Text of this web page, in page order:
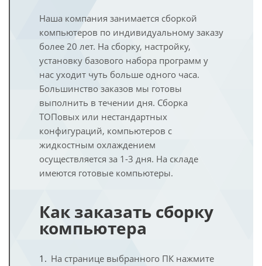
Наша компания занимается сборкой
компьютеров по индивидуальному заказу
более 20 лет. На сборку, настройку,
установку базового набора программ у
нас уходит чуть больше одного часа.
Большинство заказов мы готовы
выполнить в течении дня. Сборка
ТОПовых или нестандартных
конфигураций, компьютеров с
жидкостным охлаждением
осуществляется за 1-3 дня. На складе
имеются готовые компьютеры.
Как заказать сборку
компьютера
На странице выбранного ПК нажмите